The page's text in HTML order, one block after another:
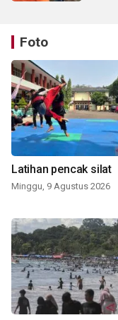
Foto
Latihan pencak silat
Minggu, 9 Agustus 2026